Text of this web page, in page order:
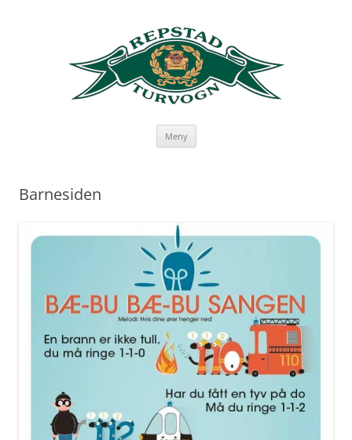
Meny Hopp
innhold
Barnesiden